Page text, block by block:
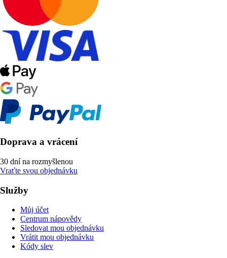
Doprava a vrácení
30 dní na rozmyšlenou
Vraťte svou objednávku
Služby
Můj účet
Centrum nápovědy
Sledovat mou objednávku
Vrátit mou objednávku
Kódy slev